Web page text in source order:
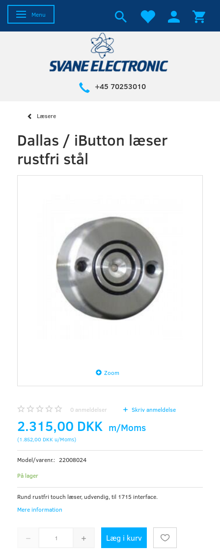
Skifte navigation
Menu
+45 70253010
Læsere
Dallas / iButton læser
rustfri stål
Zoom
0 anmeldelser Skriv anmeldelse
2.315,00 DKK m/Moms
(1.852,00 DKK u/Moms)
Model/varenr.: 22008024
På lager
Rund rustfri touch læser, udvendig, til 1715 interface.
Mere information
Læg i kurv